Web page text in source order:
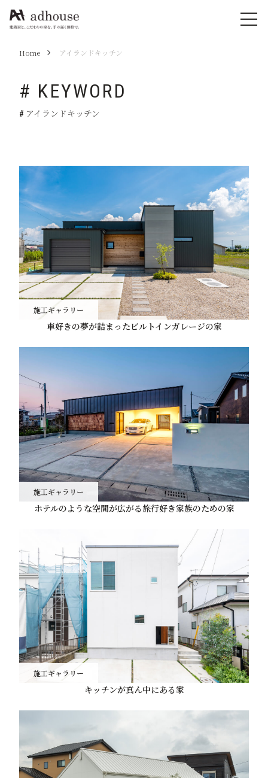
Home アイランドキッチン
# KEYWORD
# アイランドキッチン
施工ギャラリー
車好きの夢が詰まったビルトインガレージの家
施工ギャラリー
ホテルのような空間が広がる旅行好き家族のための家
施工ギャラリー
キッチンが真ん中にある家